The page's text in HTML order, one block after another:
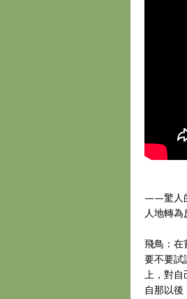
——驚人
人地轉為
飛鳥：在
要不要試
上，對自
自那以後